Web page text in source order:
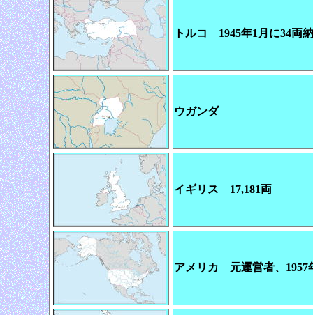
トルコ 1945年1月に34両
ウガンダ
イギリス 17,181両
アメリカ 元運営者、1957